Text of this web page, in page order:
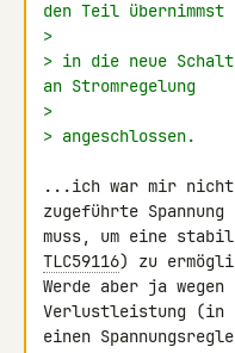
den Teil
>
> in die neue
an Stromregelung
>
> angeschlossen.
...ich war mir
zugeführte Spannung
TLC59116) zu
Werde aber ja wegen
Verlustleistung (in
einen